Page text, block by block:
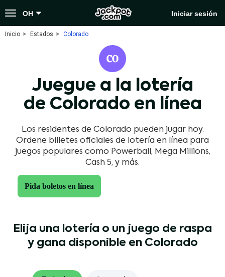
Toggle
navigation
OH Iniciar sesión
Inicio Estados Colorado
Juegue a la lotería
de Colorado en línea
Los residentes de Colorado pueden jugar hoy.
Ordene billetes oficiales de lotería en línea para
juegos populares como Powerball, Mega Millions,
Cash 5, y más.
Pida boletos en línea
Elija una lotería o un juego de raspa
y gana disponible en Colorado